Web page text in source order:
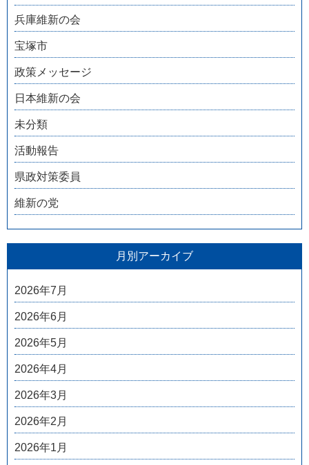
兵庫維新の会
宝塚市
政策メッセージ
日本維新の会
未分類
活動報告
県政対策委員
維新の党
月別アーカイブ
2026年7月
2026年6月
2026年5月
2026年4月
2026年3月
2026年2月
2026年1月